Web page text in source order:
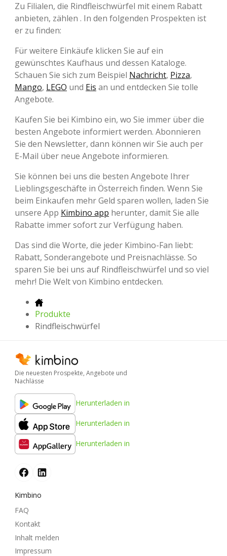
Zu Filialen, die Rindfleischwürfel mit einem Rabatt
anbieten, zählen . In den folgenden Prospekten ist
er zu finden:
Für weitere Einkäufe klicken Sie auf ein
gewünschtes Kaufhaus und dessen Kataloge.
Schauen Sie sich zum Beispiel Nachricht, Pizza,
Mango, LEGO und Eis an und entdecken Sie tolle
Angebote.
Kaufen Sie bei Kimbino ein, wo Sie immer über die
besten Angebote informiert werden. Abonnieren
Sie den Newsletter, dann können wir Sie auch per
E-Mail über neue Angebote informieren.
Sie können bei uns die besten Angebote Ihrer
Lieblingsgeschäfte in Österreich finden. Wenn Sie
beim Einkaufen mehr Geld sparen wollen, laden Sie
unsere App Kimbino app herunter, damit Sie alle
Rabatte immer sofort zur Verfügung haben.
Das sind die Worte, die jeder Kimbino-Fan liebt:
Rabatt, Sonderangebote und Preisnachlässe. So
sparen Sie bei uns auf Rindfleischwürfel und so viel
mehr! Die Welt von Kimbino entdecken.
Produkte
Rindfleischwürfel
Die neuesten Prospekte, Angebote und
Nachlässe
Herunterladen in
Herunterladen in
Herunterladen in
Kimbino
FAQ
Kontakt
Inhalt melden
Impressum